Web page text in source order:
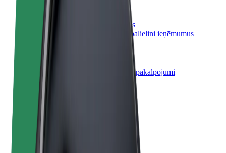
Reģistrējies kā autoparka īpašnieks
Pievieno savu autoparku Bolt un palielini ieņēmumus
Bolt for Business
Tavam uzņēmumam pielāgoti Bolt pakalpojumi